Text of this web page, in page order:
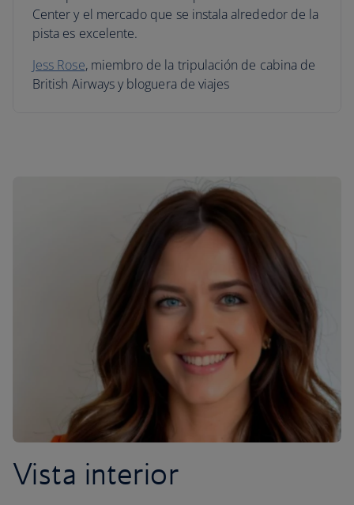
Center y el mercado que se instala alrededor de la
pista es excelente.
Jess Rose, miembro de la tripulación de cabina de
British Airways y bloguera de viajes
Vista interior